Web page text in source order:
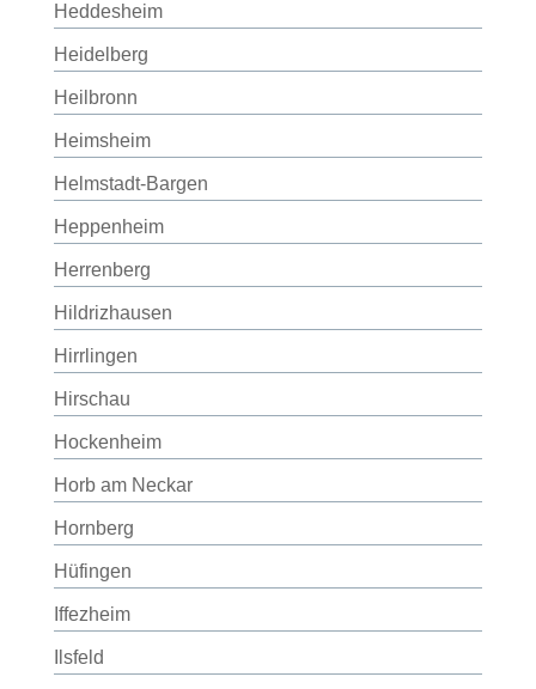
Heddesheim
Heidelberg
Heilbronn
Heimsheim
Helmstadt-Bargen
Heppenheim
Herrenberg
Hildrizhausen
Hirrlingen
Hirschau
Hockenheim
Horb am Neckar
Hornberg
Hüfingen
Iffezheim
Ilsfeld